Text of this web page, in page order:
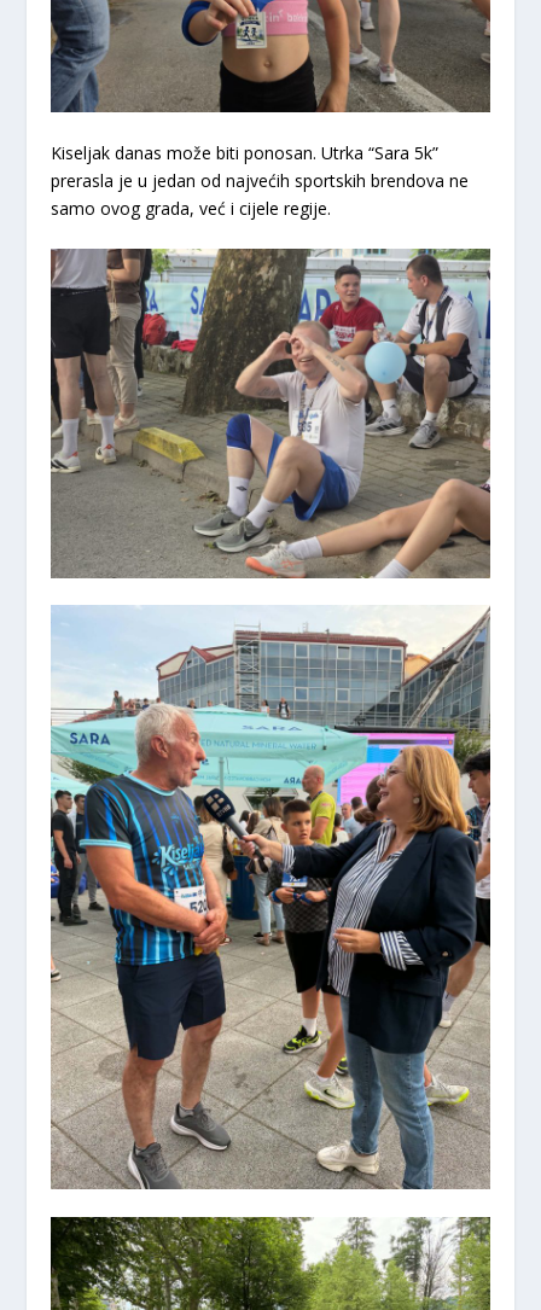
​Kiseljak danas može biti ponosan. Utrka “Sara 5k”
prerasla je u jedan od najvećih sportskih brendova ne
samo ovog grada, već i cijele regije.